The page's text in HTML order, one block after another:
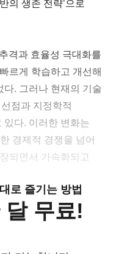
의 생존 전략’으로
격과 효율성 극대화를
르게 학습하고 개선해
. 그러나 현재의 기술
점과 지정학적
있다. 이러한 변화는
경제적 경쟁을 넘어
되면서 가속화되고
로 즐기는 방법
무료!